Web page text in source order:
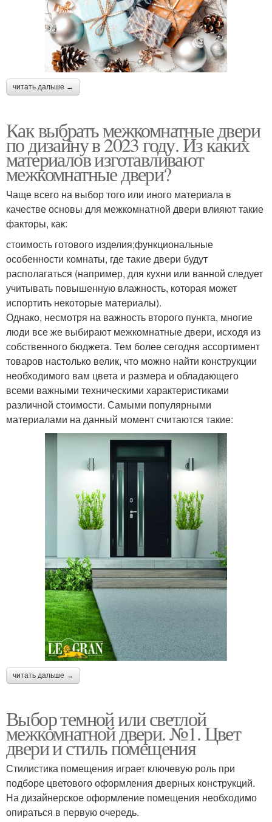
читать дальше →
Как выбрать межкомнатные двери
по дизайну в 2023 году. Из каких
материалов изготавливают
межкомнатные двери?
Чаще всего на выбор того или иного материала в
качестве основы для межкомнатной двери влияют такие
факторы, как:
стоимость готового изделия;функциональные
особенности комнаты, где такие двери будут
располагаться (например, для кухни или ванной следует
учитывать повышенную влажность, которая может
испортить некоторые материалы).
Однако, несмотря на важность второго пункта, многие
люди все же выбирают межкомнатные двери, исходя из
собственного бюджета. Тем более сегодня ассортимент
товаров настолько велик, что можно найти конструкции
необходимого вам цвета и размера и обладающего
всеми важными техническими характеристиками
различной стоимости. Самыми популярными
материалами на данный момент считаются такие:
читать дальше →
Выбор темной или светлой
межкомнатной двери. №1. Цвет
двери и стиль помещения
Стилистика помещения играет ключевую роль при
подборе цветового оформления дверных конструкций.
На дизайнерское оформление помещения необходимо
опираться в первую очередь.